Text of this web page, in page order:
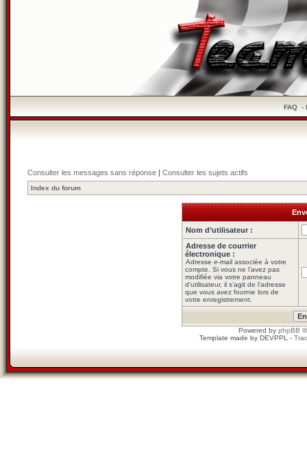
FAQ-
Consulter les messages sans réponse | Consulter les sujets actifs
Index du forum
Nom d’utilisateur :
Adresse de courrier
électronique :
Adresse e-mail associée à votre
compte. Si vous ne l’avez pas
modifiée via votre panneau
d’utilisateur, il s’agit de l’adresse
que vous avez fournie lors de
votre enregistrement.
Powered by phpBB
Template made by DEVPPL -